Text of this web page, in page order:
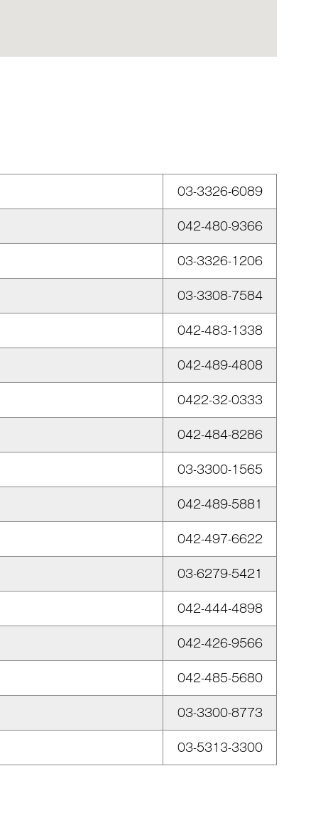
03-3326-6089
042-480-9366
03-3326-1206
03-3308-7584
042-483-1338
042-489-4808
0422-32-0333
042-484-8286
03-3300-1565
042-489-5881
042-497-6622
03-6279-5421
042-444-4898
042-426-9566
042-485-5680
03-3300-8773
03-5313-3300